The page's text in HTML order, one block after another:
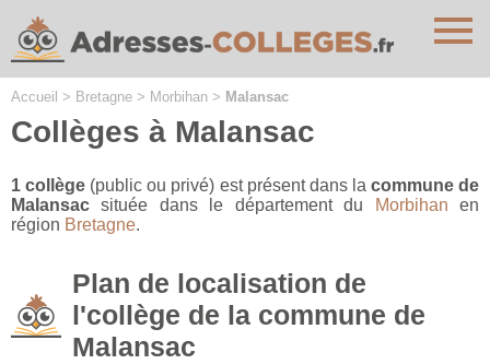
Accueil > Bretagne > Morbihan > Malansac
Collèges à Malansac
1 collège (public ou privé) est présent dans la commune de
Malansac située dans le département du Morbihan en
région Bretagne.
Plan de localisation de
l'collège de la commune de
Malansac